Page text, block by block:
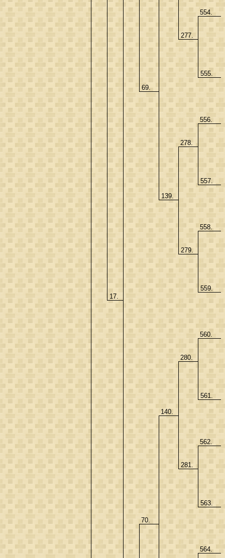
17.
69.
277.
554.
555.
139.
278.
556.
557.
279.
558.
559.
70.
140.
280.
560.
561.
281.
562.
563.
564.